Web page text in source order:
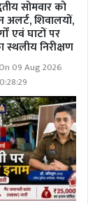
सोमवार को
शिवालयों,
एवं घाटों पर
निरीक्षण
09 Aug 2026